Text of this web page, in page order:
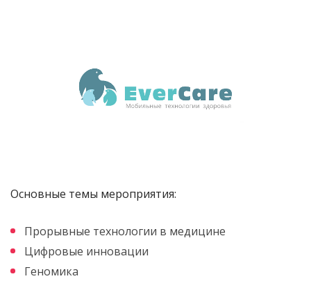
Основные темы мероприятия:
Прорывные технологии в медицине
Цифровые инновации
Геномика